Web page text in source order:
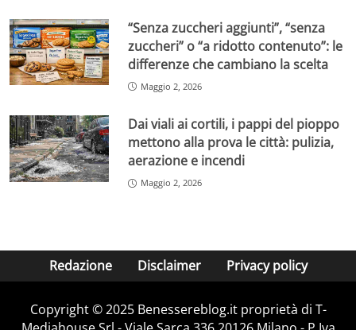
“Senza zuccheri aggiunti”, “senza
zuccheri” o “a ridotto contenuto”: le
differenze che cambiano la scelta
Maggio 2, 2026
Dai viali ai cortili, i pappi del pioppo
mettono alla prova le città: pulizia,
aerazione e incendi
Maggio 2, 2026
Redazione Disclaimer Privacy policy
Copyright © 2025 Benessereblog.it proprietà di T-